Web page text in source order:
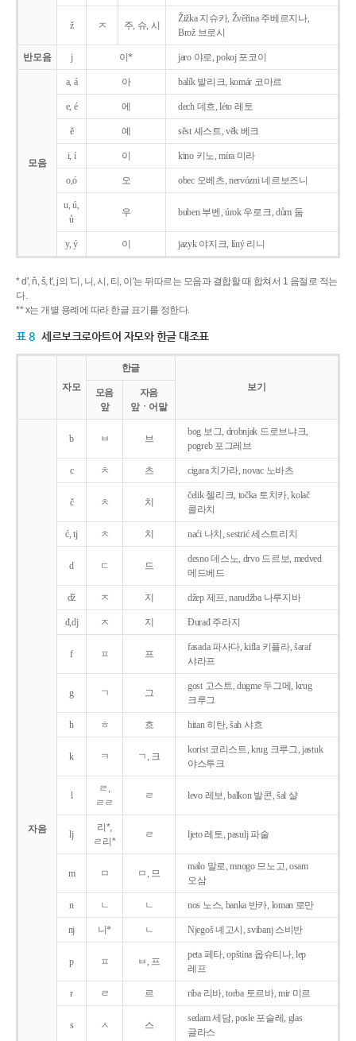
ž ㅈ 주, 슈, 시
Žižka 지슈카, Žvěřina 주베르지나,
Brož 브로시
반모음 j 이* jaro 야로, pokoj 포코이
모음
a, á 아 balík 발리크, komár 코마르
e, é 에 dech 데흐, léto 레토
ě 예 sěst 셰스트, věk 베크
i, í 이 kino 키노, míra 미라
o,ó 오 obec 오베츠, nervózni 네르보즈니
u, ú,
ů
우 buben 부벤, úrok 우로크, dům 둠
y, ý 이 jazyk야지크, líný 리니
* d', ň, š, t', j의 '디, 니, 시, 티, 이'는 뒤따르는 모음과 결합할 때 합쳐서 1 음절로 적는
다.
** x는 개별 용례에 따라 한글 표기를 정한다.
표 8 세르보크로아트어 자모와 한글 대조표
자모
한글
보기
모음
앞
자음
앞ㆍ어말
자음
b ㅂ 브
bog 보그, drobnjak 드로브냐크,
pogreb 포그레브
c ㅊ 츠 cigara 치가라, novac 노바츠
č ㅊ 치
čelik 첼리크, točka 토치카, kolač
콜라치
ć, tj ㅊ 치 naći 나치, sestrić 세스트리치
d ㄷ 드
desno 데스노, drvo 드르보, medved
메드베드
dž ㅈ 지 džep 제프, narudžba 나루지바
đ,dj ㅈ 지 Ðurađ 주라지
f ㅍ 프
fasada 파사다, kifla 키플라, šaraf
샤라프
g ㄱ 그
gost 고스트, dugme 두그메, krug
크루그
h ㅎ 흐 hitan 히탄, šah 샤흐
k ㅋ ㄱ, 크
korist 코리스트, krug 크루그, jastuk
야스투크
l
ㄹ,
ㄹㄹ
ㄹ levo 레보, balkon 발콘, šal 샬
lj
리*,
ㄹ리*
ㄹ ljeto 레토, pasulj 파술
m ㅁ ㅁ, 므
malo 말로, mnogo 므노고, osam
오삼
n ㄴ ㄴ nos 노스, banka 반카, loman 로만
nj 니* ㄴ Njegoš 녜고시, svibanj 스비반
p ㅍ ㅂ, 프
peta 페타, opština 옵슈티나, lep
레프
r ㄹ 르 riba 리바, torba 토르바, mir 미르
s ㅅ 스
sedam 세담, posle 포슬레, glas
글라스